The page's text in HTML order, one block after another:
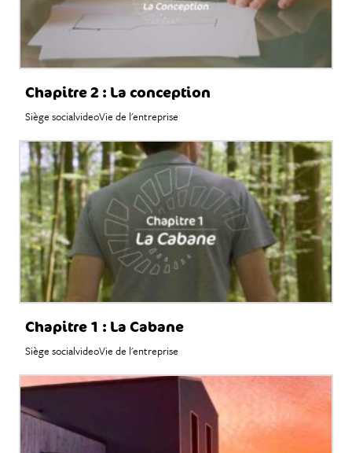
Chapitre 2 : La conception
Siège socialvideoVie de l'entreprise
Chapitre 1 : La Cabane
Siège socialvideoVie de l'entreprise